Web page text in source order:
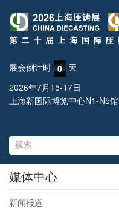
展会倒计时 0 天
2026年7月15-17日
上海新国际博览中心N1-N5馆
媒体中心
新闻报道